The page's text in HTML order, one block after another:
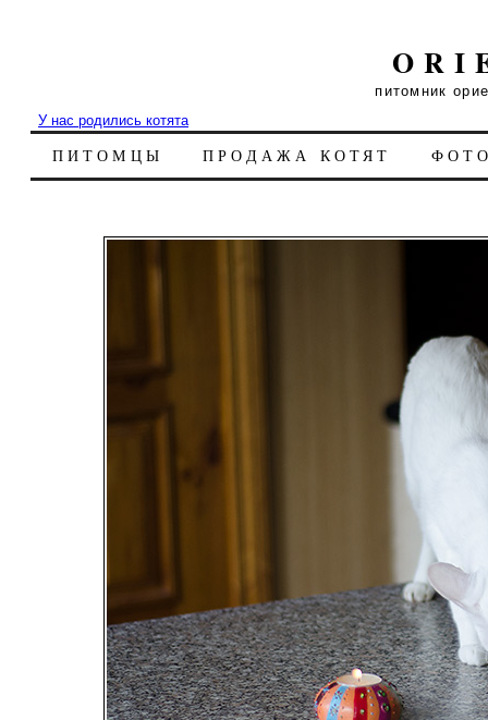
питомник
У нас родились котята
ПИТОМЦЫ ПРОДАЖА КОТЯТ